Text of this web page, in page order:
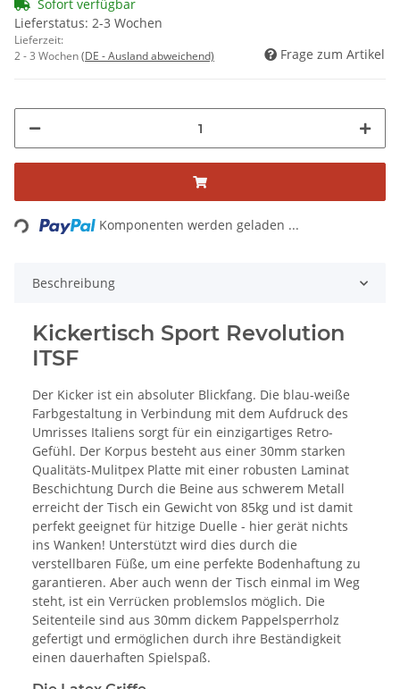
Sofort verfügbar
Lieferstatus: 2-3 Wochen
Lieferzeit:
2 - 3 Wochen(DE - Ausland abweichend) Frage zum Artikel
Loading... Komponenten werden geladen ...
Beschreibung
Kickertisch Sport Revolution
ITSF
Der Kicker ist ein absoluter Blickfang. Die blau-weiße
Farbgestaltung in Verbindung mit dem Aufdruck des
Umrisses Italiens sorgt für ein einzigartiges Retro-
Gefühl. Der Korpus besteht aus einer 30mm starken
Qualitäts-Mulitpex Platte mit einer robusten Laminat
Beschichtung Durch die Beine aus schwerem Metall
erreicht der Tisch ein Gewicht von 85kg und ist damit
perfekt geeignet für hitzige Duelle - hier gerät nichts
ins Wanken! Unterstützt wird dies durch die
verstellbaren Füße, um eine perfekte Bodenhaftung zu
garantieren. Aber auch wenn der Tisch einmal im Weg
steht, ist ein Verrücken problemslos möglich. Die
Seitenteile sind aus 30mm dickem Pappelsperrholz
gefertigt und ermöglichen durch ihre Beständigkeit
einen dauerhaften Spielspaß.